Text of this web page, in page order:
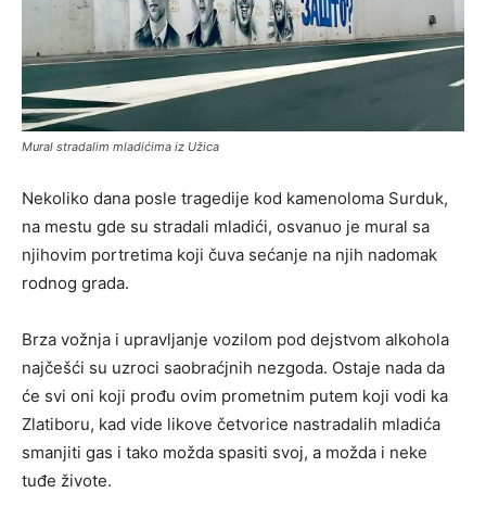
Mural stradalim mladićima iz Užica
Nekoliko dana posle tragedije kod kamenoloma Surduk,
na mestu gde su stradali mladići, osvanuo je mural sa
njihovim portretima koji čuva sećanje na njih nadomak
rodnog grada.
Brza vožnja i upravljanje vozilom pod dejstvom alkohola
najčešći su uzroci saobraćjnih nezgoda. Ostaje nada da
će svi oni koji prođu ovim prometnim putem koji vodi ka
Zlatiboru, kad vide likove četvorice nastradalih mladića
smanjiti gas i tako možda spasiti svoj, a možda i neke
tuđe živote.